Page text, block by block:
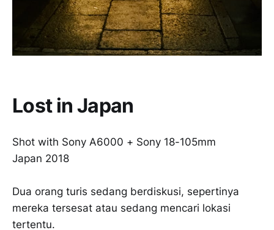
Lost in Japan
Shot with Sony A6000 + Sony 18-105mm
Japan 2018
Dua orang turis sedang berdiskusi, sepertinya
mereka tersesat atau sedang mencari lokasi
tertentu.